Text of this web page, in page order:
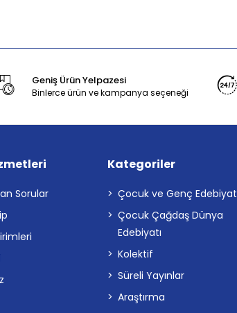
Geniş Ürün Yelpazesi
Binlerce ürün ve kampanya seçeneği
Sorular
Kategoriler
Çocuk ve Genç Edebiyat
Çocuk Çağdaş Dünya
Edebiyatı
Kolektif
Süreli Yayınlar
Araştırma